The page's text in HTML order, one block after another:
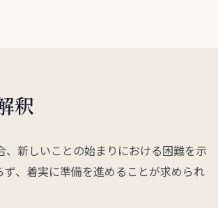
釈
、新しいことの始まりにおける困難を示
ず、着実に準備を進めることが求められ